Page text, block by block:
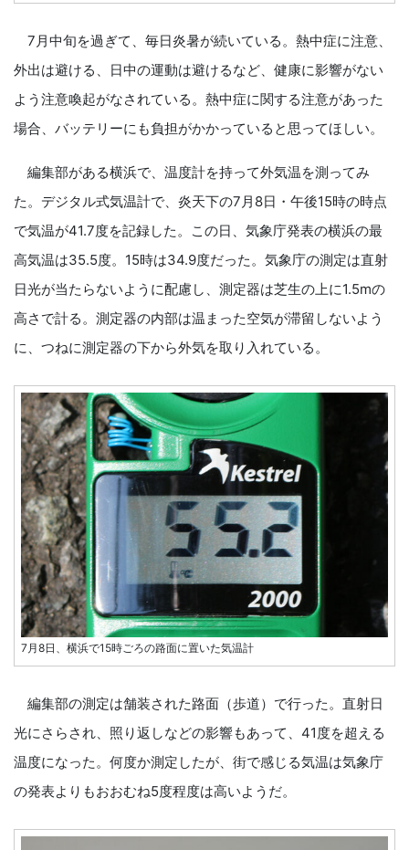
7月中旬を過ぎて、毎日炎暑が続いている。熱中症に注意、
外出は避ける、日中の運動は避けるなど、健康に影響がない
よう注意喚起がなされている。熱中症に関する注意があった
場合、バッテリーにも負担がかかっていると思ってほしい。
編集部がある横浜で、温度計を持って外気温を測ってみ
た。デジタル式気温計で、炎天下の7月8日・午後15時の時点
で気温が41.7度を記録した。この日、気象庁発表の横浜の最
高気温は35.5度。15時は34.9度だった。気象庁の測定は直射
日光が当たらないように配慮し、測定器は芝生の上に1.5mの
高さで計る。測定器の内部は温まった空気が滞留しないよう
に、つねに測定器の下から外気を取り入れている。
7月8日、横浜で15時ごろの路面に置いた気温計
編集部の測定は舗装された路面（歩道）で行った。直射日
光にさらされ、照り返しなどの影響もあって、41度を超える
温度になった。何度か測定したが、街で感じる気温は気象庁
の発表よりもおおむね5度程度は高いようだ。